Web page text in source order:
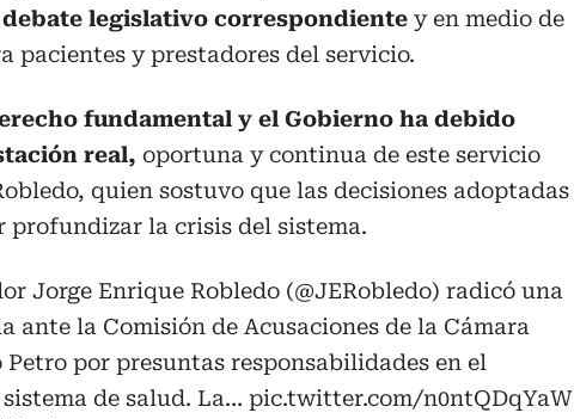
legislativo correspondiente y en medio de
pacientes y prestadores del servicio.
fundamental y el Gobierno ha debido
real, oportuna y continua de este servicio
quien sostuvo que las decisiones adoptadas
profundizar la crisis del sistema.
Jorge Enrique Robledo (@JERobledo) radicó una
la Comisión de Acusaciones de la Cámara
por presuntas responsabilidades en el
de salud. La… pic.twitter.com/n0ntQDqYaW